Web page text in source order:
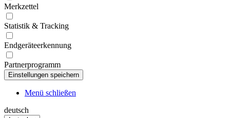
Merkzettel
Statistik & Tracking
Endgeräteerkennung
Partnerprogramm
Menü schließen
deutsch